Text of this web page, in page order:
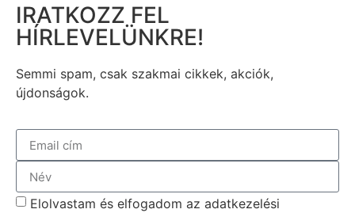
IRATKOZZ FEL
HÍRLEVELÜNKRE!
Semmi spam, csak szakmai cikkek, akciók,
újdonságok.
Elolvastam és elfogadom az adatkezelési